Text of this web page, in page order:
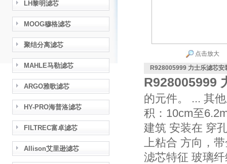
LH黎明滤芯
MOOG穆格滤芯
聚结分离滤芯
MAHLE马勒滤芯
ARGO雅歌滤芯
HY-PRO海普洛滤芯
FILTREC富卓滤芯
Allison艾里逊滤芯
点击放大
R928005999 力士乐滤芯安
R928005999
的元件。 ... 其
积：10cm至
建筑 安装在 穿
上粘合 方向，
滤芯特征 玻璃